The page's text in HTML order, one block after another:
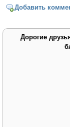
Добавить
Дорогие